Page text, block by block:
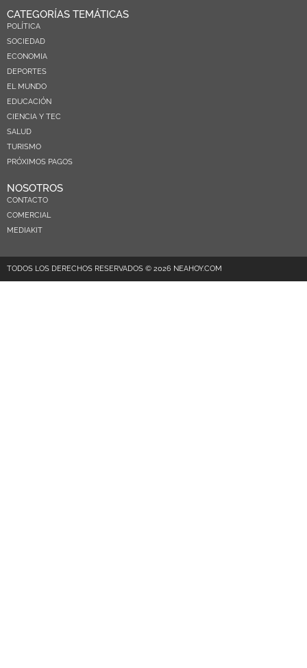
CATEGORÍAS TEMÁTICAS
POLÍTICA
SOCIEDAD
ECONOMIA
DEPORTES
EL MUNDO
EDUCACIÓN
CIENCIA Y TEC
SALUD
TURISMO
PRÓXIMOS PAGOS
NOSOTROS
CONTACTO
COMERCIAL
MEDIAKIT
TODOS LOS DERECHOS RESERVADOS © 2026 NEAHOY.COM